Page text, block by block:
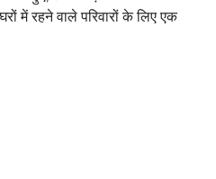
में रहने वाले परिवारों के लिए एक